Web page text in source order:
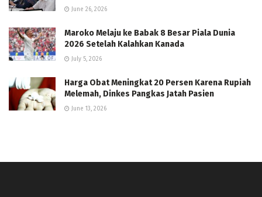
June 26, 2026
Maroko Melaju ke Babak 8 Besar Piala Dunia
2026 Setelah Kalahkan Kanada
July 5, 2026
Harga Obat Meningkat 20 Persen Karena Rupiah
Melemah, Dinkes Pangkas Jatah Pasien
June 13, 2026